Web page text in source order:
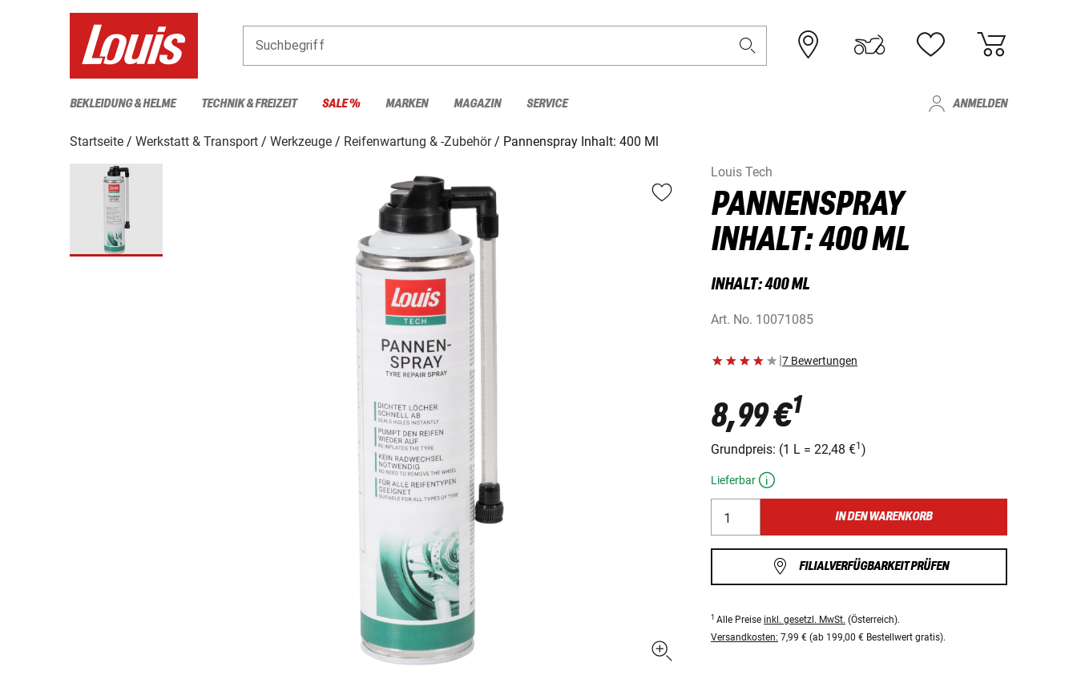
Suchbegriff
BEKLEIDUNG & HELME TECHNIK & FREIZEIT SALE % MARKEN MAGAZIN SERVICE ANMELDEN
Startseite Werkstatt & Transport Werkzeuge Reifenwartung & -Zubehör
Pannenspray Inhalt: 400 Ml
Louis Tech
PANNENSPRAY
INHALT: 400 ML
INHALT: 400 ML
Art. No. 10071085
|7 Bewertungen
8,99 €1
Grundpreis: (1 L = 22,48 €1)
Lieferbar
IN DEN WARENKORB
FILIALVERFÜGBARKEIT PRÜFEN
1 Alle Preise inkl. gesetzl. MwSt. (Österreich).
Versandkosten: 7,99 € (ab 199,00 € Bestellwert gratis).